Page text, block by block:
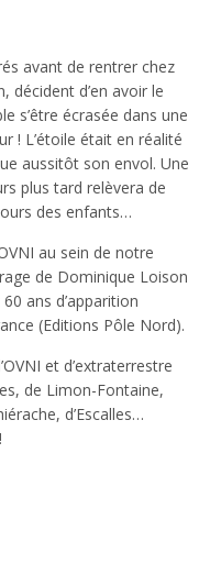
avant de rentrer chez
décident d’en avoir le
s’être écrasée dans une
! L’étoile était en réalité
aussitôt son envol. Une
plus tard relèvera de
des enfants…
au sein de notre
de Dominique Loison
ans d’apparition
(Editions Pôle Nord).
et d’extraterrestre
de Limon-Fontaine,
d’Escalles…